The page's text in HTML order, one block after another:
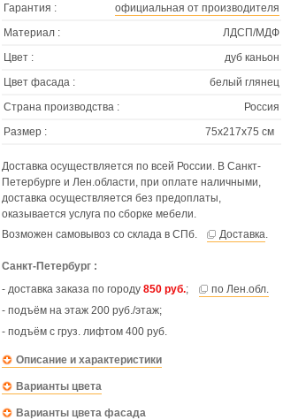
Гарантия :
официальная от производителя
Материал :
ЛДСП/МДФ
Цвет :
дуб каньон
Цвет фасада :
белый глянец
Страна производства :
Россия
Размер :
75х217х75 см
Доставка осуществляется по всей России. В Санкт-
Петербурге и Лен.области, при оплате наличными,
доставка осуществляется без предоплаты,
оказывается услуга по сборке мебели.
Возможен самовывоз со склада в СПб.
Доставка.
Санкт-Петербург :
- доставка заказа по городу 850 руб.;
по Лен.обл.
- подъём на этаж 200 руб./этаж;
- подъём с груз. лифтом 400 руб.
Описание и характеристики
Варианты цвета
Варианты цвета фасада